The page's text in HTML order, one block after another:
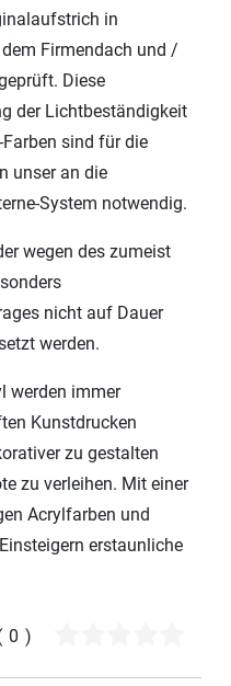
in
Firmendach und /
Diese
der Lichtbeständigkeit
-Farben sind für die
unser an die
System notwendig.
wegen des zumeist
nicht auf Dauer
werden.
werden immer
Kunstdrucken
zu gestalten
zu verleihen. Mit einer
Acrylfarben und
erstaunliche